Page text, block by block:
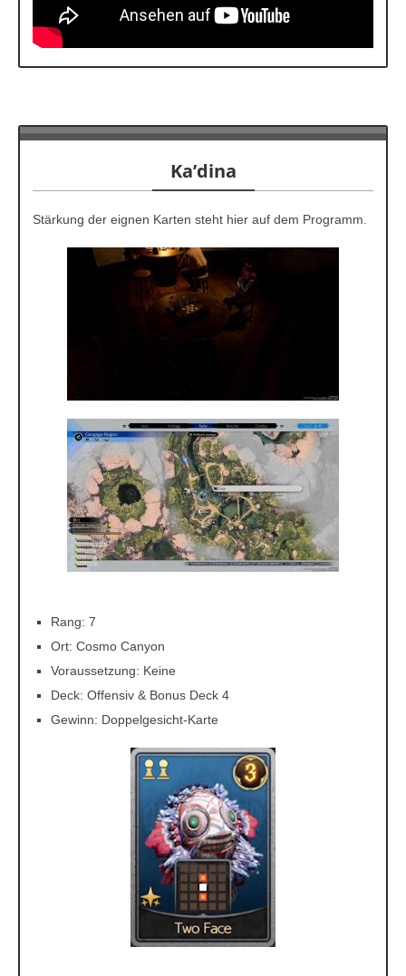
Ka’dina
Stärkung der eignen Karten steht hier auf dem Programm.
Rang: 7
Ort: Cosmo Canyon
Voraussetzung: Keine
Deck: Offensiv & Bonus Deck 4
Gewinn: Doppelgesicht-Karte